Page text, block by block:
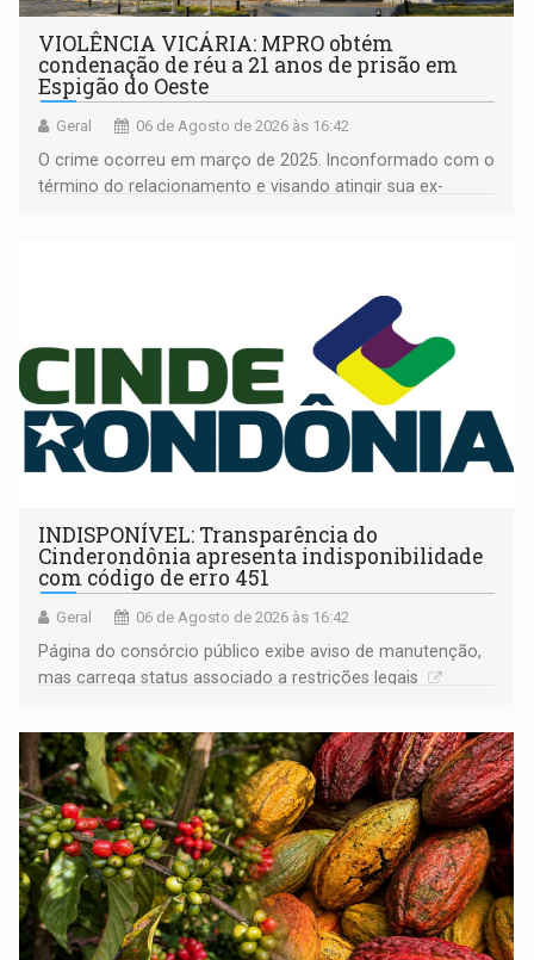
VIOLÊNCIA VICÁRIA: MPRO obtém
condenação de réu a 21 anos de prisão em
Espigão do Oeste
Geral 06 de Agosto de 2026 às 16:42
O crime ocorreu em março de 2025. Inconformado com o
término do relacionamento e visando atingir sua ex-
INDISPONÍVEL: Transparência do
Cinderondônia apresenta indisponibilidade
com código de erro 451
Geral 06 de Agosto de 2026 às 16:42
Página do consórcio público exibe aviso de manutenção,
mas carrega status associado a restrições legais